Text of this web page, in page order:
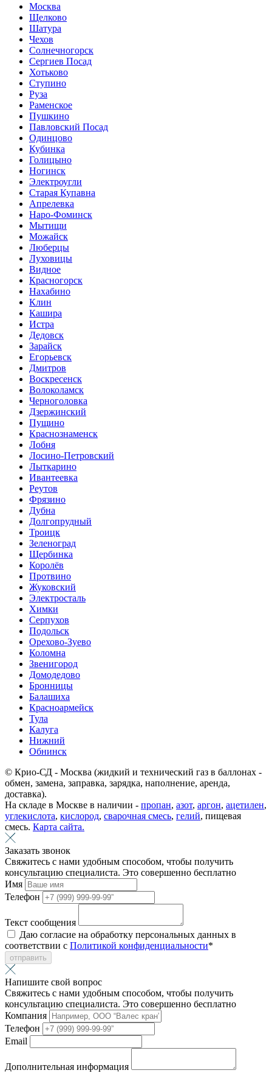
Москва
Щелково
Шатура
Чехов
Солнечногорск
Сергиев Посад
Хотьково
Ступино
Руза
Раменское
Пушкино
Павловский Посад
Одинцово
Кубинка
Голицыно
Ногинск
Электроугли
Старая Купавна
Апрелевка
Наро-Фоминск
Мытищи
Можайск
Люберцы
Луховицы
Видное
Красногорск
Нахабино
Клин
Кашира
Истра
Дедовск
Зарайск
Егорьевск
Дмитров
Воскресенск
Волоколамск
Черноголовка
Дзержинский
Пущино
Краснознаменск
Лобня
Лосино-Петровский
Лыткарино
Ивантеевка
Реутов
Фрязино
Дубна
Долгопрудный
Троицк
Зеленоград
Щербинка
Королёв
Протвино
Жуковский
Электросталь
Химки
Серпухов
Подольск
Орехово-Зуево
Коломна
Звенигород
Домодедово
Бронницы
Балашиха
Красноармейск
Тула
Калуга
Нижний
Обнинск
© Крио-СД - Москва (жидкий и технический газ в баллонах -
обмен, замена, заправка, зарядка, наполнение, аренда,
доставка).
На складе в Москве в наличии - пропан, азот, аргон, ацетилен,
углекислота, кислород, сварочная смесь, гелий, пищевая
смесь. Карта сайта.
Заказать звонок
Свяжитесь с нами удобным способом, чтобы получить
консультацию специалиста. Это совершенно бесплатно
Имя
Телефон
Текст сообщения
Даю согласие на обработку персональных данных в
соответствии с Политикой конфиденциальности*
отправить
Напишите свой вопрос
Свяжитесь с нами удобным способом, чтобы получить
консультацию специалиста. Это совершенно бесплатно
Компания
Телефон
Email
Дополнительная информация